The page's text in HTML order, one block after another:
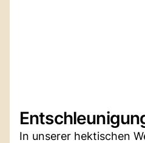
In unserer hektischen